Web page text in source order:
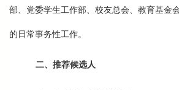
部、党委学生工作部、校友总会、教育基金
的日常事务性工作。
二、推荐候选人